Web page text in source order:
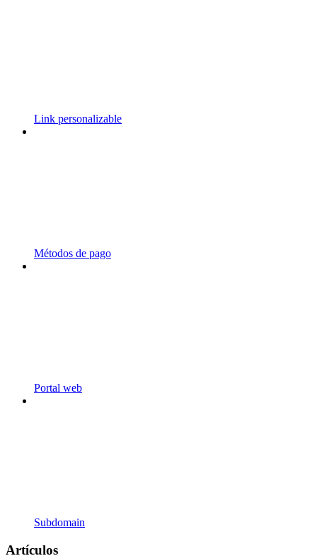
Link personalizable
Métodos de pago
Portal web
Subdomain
Artículos